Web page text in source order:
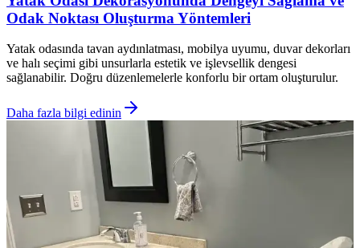
Odak Noktası Oluşturma Yöntemleri
Yatak odasında tavan aydınlatması, mobilya uyumu, duvar dekorları
ve halı seçimi gibi unsurlarla estetik ve işlevsellik dengesi
sağlanabilir. Doğru düzenlemelerle konforlu bir ortam oluşturulur.
Daha fazla bilgi edinin